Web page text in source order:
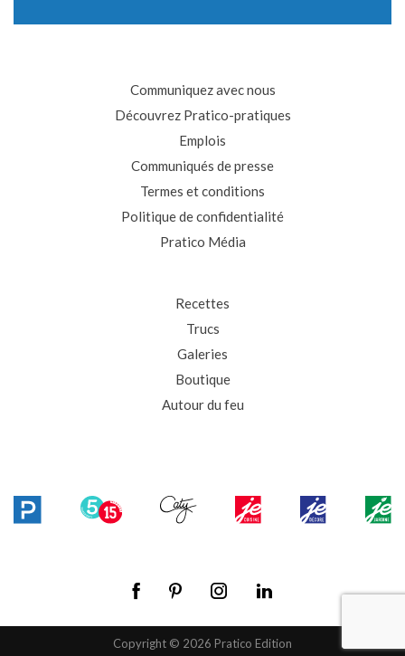
Communiquez avec nous
Découvrez Pratico-pratiques
Emplois
Communiqués de presse
Termes et conditions
Politique de confidentialité
Pratico Média
Recettes
Trucs
Galeries
Boutique
Autour du feu
Copyright © 2026 Pratico Edition